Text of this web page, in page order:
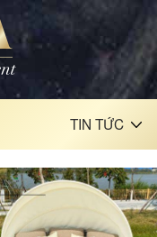
TIN TỨC